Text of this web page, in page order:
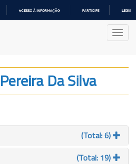
ACESSO À INFORMAÇÃO PARTICIPE
Da Silva
(Total: 6)
(Total: 19)